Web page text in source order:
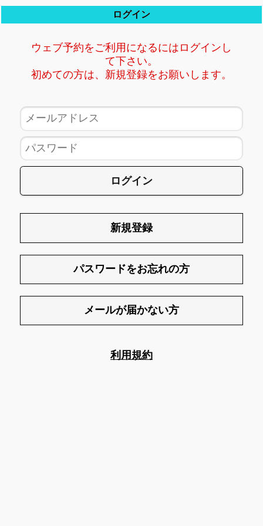
ログイン
ウェブ予約をご利用になるにはログインし
て下さい。
初めての方は、新規登録をお願いします。
ログイン
新規登録
パスワードをお忘れの方
メールが届かない方
利用規約